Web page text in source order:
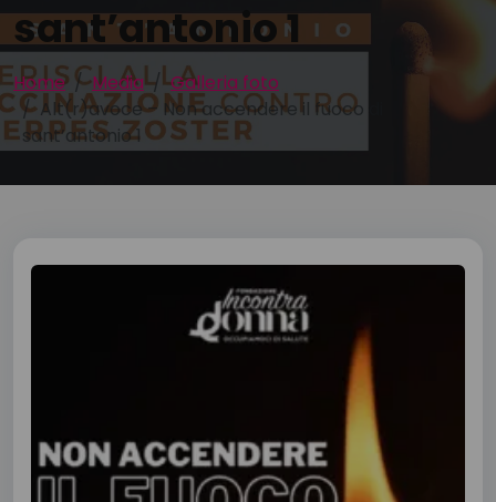
sant’antonio 1
Home Media
Galleria foto
Alt(r)avoce – Non accendere il fuoco di
sant’antonio 1